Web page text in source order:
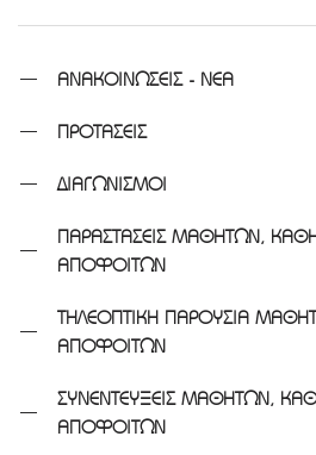
ΑΝΑΚΟΙΝΩΣΕΙΣ - ΝΕΑ
ΠΡΟΤΑΣΕΙΣ
ΔΙΑΓΩΝΙΣΜΟΙ
ΠΑΡΑΣΤΑΣΕΙΣ ΜΑΘΗΤΩΝ,
ΑΠΟΦΟΙΤΩΝ
ΤΗΛΕΟΠΤΙΚΗ ΠΑΡΟΥΣΙΑ
ΑΠΟΦΟΙΤΩΝ
ΣΥΝΕΝΤΕΥΞΕΙΣ ΜΑΘΗΤΩΝ,
ΑΠΟΦΟΙΤΩΝ